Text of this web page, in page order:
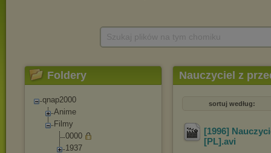
Foldery
qnap2000
Anime
Filmy
0000
1937
Nauczyciel z
sortuj według:
[1996]
[PL] .avi